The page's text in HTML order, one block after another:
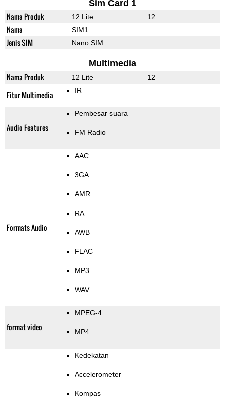
Sim Card 1
Nama Produk 12 Lite 12
Nama SIM1
Jenis SIM Nano SIM
Multimedia
Nama Produk 12 Lite 12
Fitur Multimedia IR
Audio Features
Pembesar suara
FM Radio
Formats Audio
AAC
3GA
AMR
RA
AWB
FLAC
MP3
WAV
format video
MPEG-4
MP4
Kedekatan
Accelerometer
Kompas